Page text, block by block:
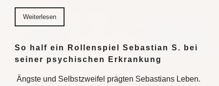
Weiterlesen
So half ein Rollenspiel Sebastian S. bei
seiner psychischen Erkrankung
Ängste und Selbstzweifel prägten Sebastians Leben.